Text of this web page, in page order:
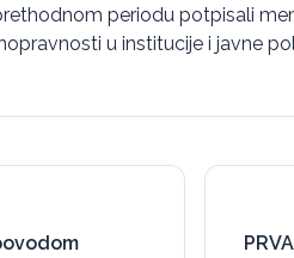
periodu potpisali
u institucije i javne